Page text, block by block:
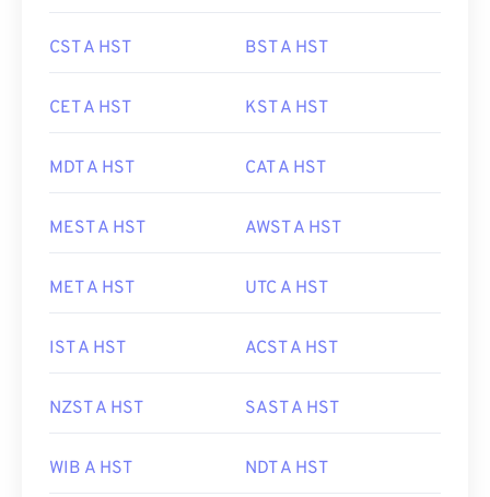
CST A HST BST A HST
CET A HST KST A HST
MDT A HST CAT A HST
MEST A HST AWST A HST
MET A HST UTC A HST
IST A HST ACST A HST
NZST A HST SAST A HST
WIB A HST NDT A HST